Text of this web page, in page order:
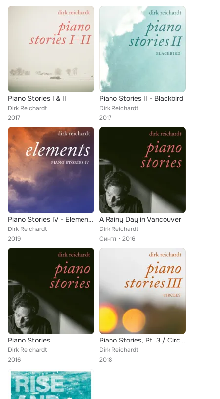
Piano Stories I & II
Dirk Reichardt
2017
Piano Stories II - Blackbird
Dirk Reichardt
2017
Piano Stories IV - Elements
Dirk Reichardt
2019
A Rainy Day in Vancouver
Dirk Reichardt
Сингл
2016
Piano Stories
Dirk Reichardt
2016
Piano Stories, Pt. 3 / Circles
Dirk Reichardt
2018